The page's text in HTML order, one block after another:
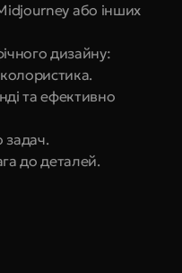
або інших
дизайну:
та ефективно
задач.
до деталей.